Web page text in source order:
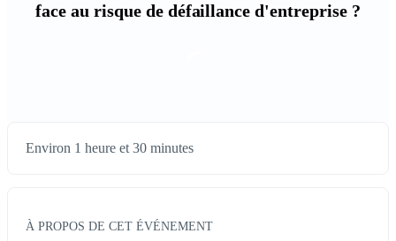
face au risque de défaillance d'entreprise ?
Environ 1 heure et 30 minutes
À PROPOS DE CET ÉVÉNEMENT